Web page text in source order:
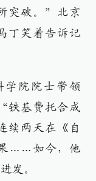
突破。”北京
丁笑着告诉记
学院院士带领
铁基费托合成
续两天在《自
……如今，他
发。